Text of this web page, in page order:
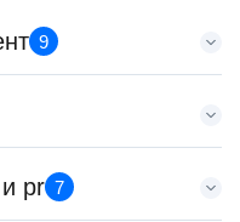
9
клиентами (КАМ)
малого и среднего
pr 7